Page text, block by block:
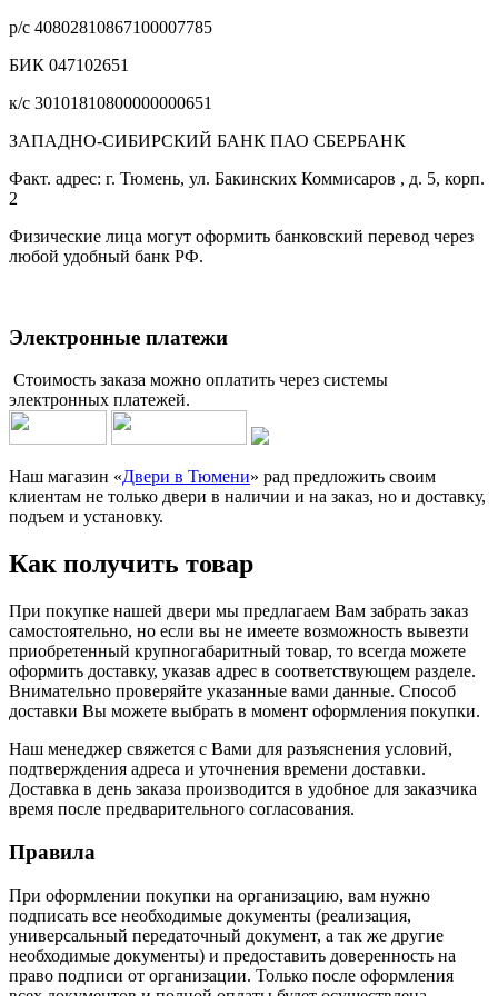
р/с 40802810867100007785
БИК 047102651
к/с 30101810800000000651
ЗАПАДНО-СИБИРСКИЙ БАНК ПАО СБЕРБАНК
Факт. адрес: г. Тюмень, ул. Бакинских Коммисаров , д. 5, корп.
2
Физические лица могут оформить банковский перевод через
любой удобный банк РФ.
Электронные платежи
Стоимость заказа можно оплатить через системы
электронных платежей.
Наш магазин «Двери в Тюмени» рад предложить своим
клиентам не только двери в наличии и на заказ, но и доставку,
подъем и установку.
Как получить товар
При покупке нашей двери мы предлагаем Вам забрать заказ
самостоятельно, но если вы не имеете возможность вывезти
приобретенный крупногабаритный товар, то всегда можете
оформить доставку, указав адрес в соответствующем разделе.
Внимательно проверяйте указанные вами данные. Способ
доставки Вы можете выбрать в момент оформления покупки.
Наш менеджер свяжется с Вами для разъяснения условий,
подтверждения адреса и уточнения времени доставки.
Доставка в день заказа производится в удобное для заказчика
время после предварительного согласования.
Правила
При оформлении покупки на организацию, вам нужно
подписать все необходимые документы (реализация,
универсальный передаточный документ, а так же другие
необходимые документы) и предоставить доверенность на
право подписи от организации. Только после оформления